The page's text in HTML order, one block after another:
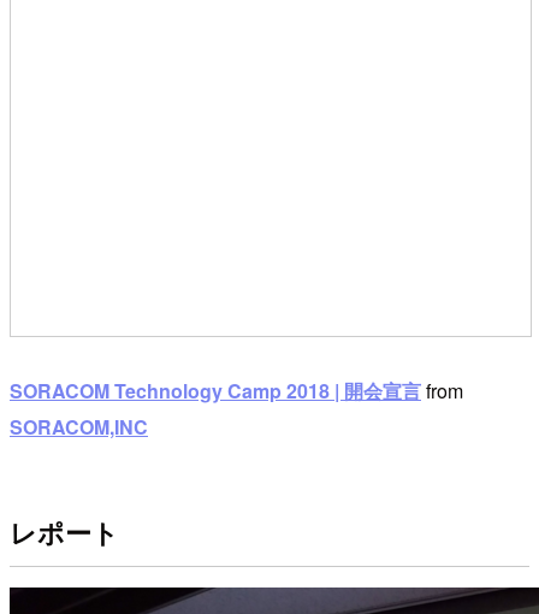
SORACOM Technology Camp 2018 | 開会宣言from
SORACOM,INC
レポート